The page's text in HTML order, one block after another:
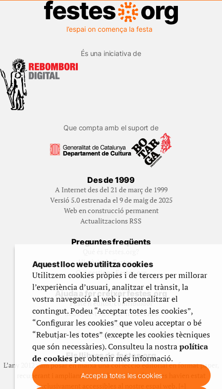
És una iniciativa de
Que compta amb el suport de
Des de 1999
A Internet des del 21 de març de 1999
Versió 5.0 estrenada el 9 de maig de 2025
Web en construcció permanent
Actualitzacions RSS
Preguntes freqüents
Història de Festes.org
Qui gestiona Festes.org
Ajuda a fer créixer festes.org
Feste’n editor/contribuidor
Subscriu-t’hi/Feste’n mecenes
Contracta publicitat
Fes un donatiu puntual
Els llibres de festes.org
L’any 2012 vam posar en marxa una col·lecció editorial en format paper,
recuperant i ampliant materials que fins aleshores havien estat
exclusivament accessibles al nostre espai web. [+]
Aquest lloc web utilitza cookies
Utilitzem cookies pròpies i de tercers per millorar
l’experiència d’usuari, analitzar el trànsit, la
vostra navegació al web i personalitzar el
contingut. Podeu “Acceptar totes les cookies”,
“Configurar les cookies” que voleu acceptar o bé
“Rebutjar-les totes” (excepte les cookies tècniques
que són necessàries). Consulteu la nostrapolítica
de cookiesper obtenir més informació.
Accepta totes les cookies